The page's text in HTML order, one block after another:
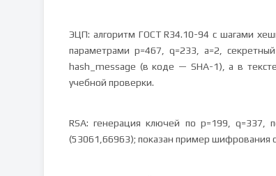
ЭЦП: алгоритм ГОСТ R34.10-94 с шагами
параметрами p=467, q=233, a=2,
hash_message (в коде — SHA-1), а в
учебной проверки.
RSA: генерация ключей по p=199,
(53061,66963); показан пример шифрования